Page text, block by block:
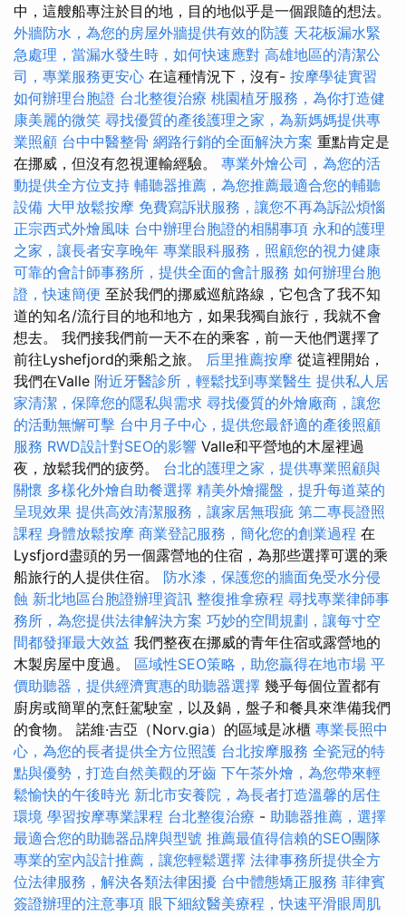
中，這艘船專注於目的地，目的地似乎是一個跟隨的想法。
外牆防水，為您的房屋外牆提供有效的防護 天花板漏水緊
急處理，當漏水發生時，如何快速應對 高雄地區的清潔公
司，專業服務更安心 在這種情況下，沒有- 按摩學徒實習
如何辦理台胞證 台北整復治療 桃園植牙服務，為你打造健
康美麗的微笑 尋找優質的產後護理之家，為新媽媽提供專
業照顧 台中中醫整骨 網路行銷的全面解決方案 重點肯定是
在挪威，但沒有忽視運輸經驗。 專業外燴公司，為您的活
動提供全方位支持 輔聽器推薦，為您推薦最適合您的輔聽
設備 大甲放鬆按摩 免費寫訴狀服務，讓您不再為訴訟煩惱
正宗西式外燴風味 台中辦理台胞證的相關事項 永和的護理
之家，讓長者安享晚年 專業眼科服務，照顧您的視力健康
可靠的會計師事務所，提供全面的會計服務 如何辦理台胞
證，快速簡便 至於我們的挪威巡航路線，它包含了我不知
道的知名/流行目的地和地方，如果我獨自旅行，我就不會
想去。 我們接我們前一天不在的乘客，前一天他們選擇了
前往Lyshefjord的乘船之旅。 后里推薦按摩 從這裡開始，
我們在Valle 附近牙醫診所，輕鬆找到專業醫生 提供私人居
家清潔，保障您的隱私與需求 尋找優質的外燴廠商，讓您
的活動無懈可擊 台中月子中心，提供您最舒適的產後照顧
服務 RWD設計對SEO的影響 Valle和平營地的木屋裡過
夜，放鬆我們的疲勞。 台北的護理之家，提供專業照顧與
關懷 多樣化外燴自助餐選擇 精美外燴擺盤，提升每道菜的
呈現效果 提供高效清潔服務，讓家居無瑕疵 第二專長證照
課程 身體放鬆按摩 商業登記服務，簡化您的創業過程 在
Lysfjord盡頭的另一個露營地的住宿，為那些選擇可選的乘
船旅行的人提供住宿。 防水漆，保護您的牆面免受水分侵
蝕 新北地區台胞證辦理資訊 整復推拿療程 尋找專業律師事
務所，為您提供法律解決方案 巧妙的空間規劃，讓每寸空
間都發揮最大效益 我們整夜在挪威的青年住宿或露營地的
木製房屋中度過。 區域性SEO策略，助您贏得在地市場 平
價助聽器，提供經濟實惠的助聽器選擇 幾乎每個位置都有
廚房或簡單的烹飪駕駛室，以及鍋，盤子和餐具來準備我們
的食物。 諾維·吉亞（Norv.gia）的區域是冰櫃 專業長照中
心，為您的長者提供全方位照護 台北按摩服務 全瓷冠的特
點與優勢，打造自然美觀的牙齒 下午茶外燴，為您帶來輕
鬆愉快的午後時光 新北市安養院，為長者打造溫馨的居住
環境 學習按摩專業課程 台北整復治療 - 助聽器推薦，選擇
最適合您的助聽器品牌與型號 推薦最值得信賴的SEO團隊
專業的室內設計推薦，讓您輕鬆選擇 法律事務所提供全方
位法律服務，解決各類法律困擾 台中體態矯正服務 菲律賓
簽證辦理的注意事項 眼下細紋醫美療程，快速平滑眼周肌